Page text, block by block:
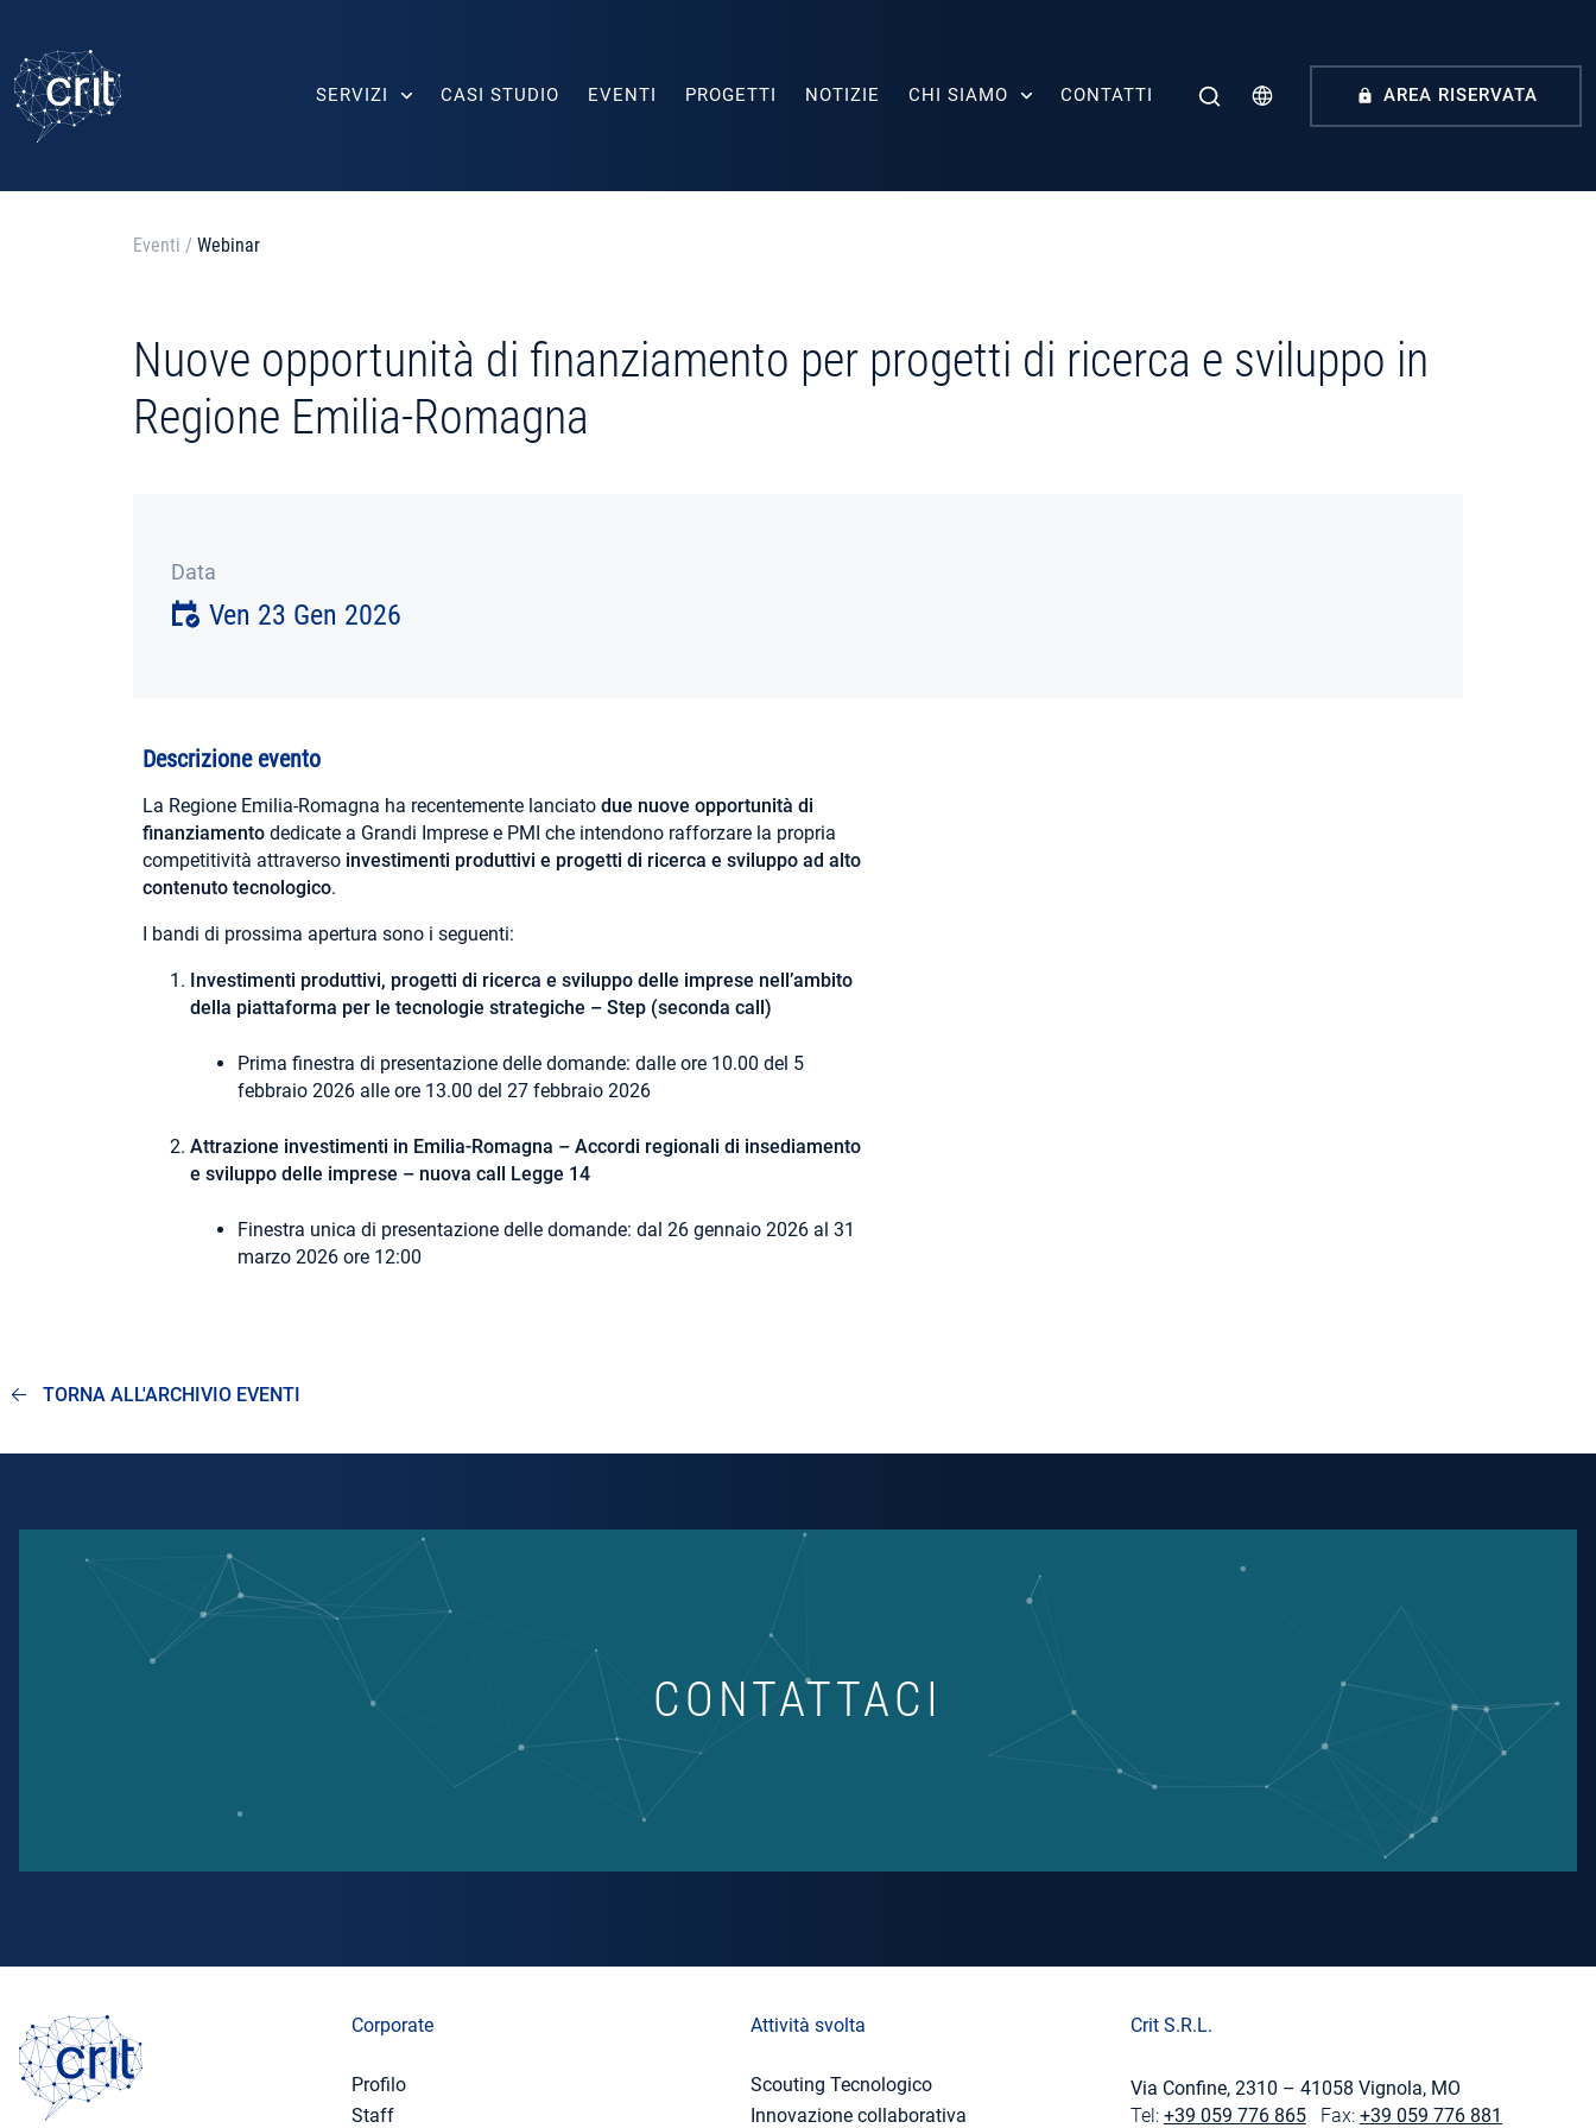
SERVIZI CASI STUDIO EVENTI PROGETTI NOTIZIE CHI SIAMO CONTATTI AREA RISERVATA
Eventi / Webinar
Nuove opportunità di finanziamento per progetti di ricerca e sviluppo in
Regione Emilia-Romagna
Data
Ven 23 Gen 2026
Descrizione evento
La Regione Emilia-Romagna ha recentemente lanciato due nuove opportunità di
finanziamento dedicate a Grandi Imprese e PMI che intendono rafforzare la propria
competitività attraverso investimenti produttivi e progetti di ricerca e sviluppo ad alto
contenuto tecnologico.
I bandi di prossima apertura sono i seguenti:
Investimenti produttivi, progetti di ricerca e sviluppo delle imprese nell’ambito
della piattaforma per le tecnologie strategiche – Step (seconda call)
Prima finestra di presentazione delle domande: dalle ore 10.00 del 5
febbraio 2026 alle ore 13.00 del 27 febbraio 2026
Attrazione investimenti in Emilia-Romagna – Accordi regionali di insediamento
e sviluppo delle imprese – nuova call Legge 14
Finestra unica di presentazione delle domande: dal 26 gennaio 2026 al 31
marzo 2026 ore 12:00
TORNA ALL'ARCHIVIO EVENTI
CONTATTACI
Corporate
Profilo
Staff
Attività svolta
Scouting Tecnologico
Innovazione collaborativa
Crit S.R.L.
Via Confine, 2310 – 41058 Vignola, MO
Tel: +39 059 776 865Fax: +39 059 776 881